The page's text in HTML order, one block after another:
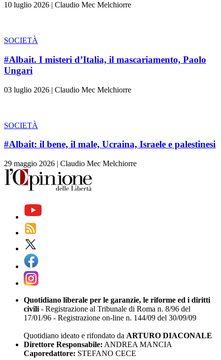
10 luglio 2026 | Claudio Mec Melchiorre
SOCIETÀ
#Albait. I misteri d’Italia, il mascariamento, Paolo
Ungari
03 luglio 2026 | Claudio Mec Melchiorre
SOCIETÀ
#Albait: il bene, il male, Ucraina, Israele e palestinesi
29 maggio 2026 | Claudio Mec Melchiorre
Quotidiano liberale per le garanzie, le riforme ed i diritti
civili - Registrazione al Tribunale di Roma n. 8/96 del
17/01/96 - Registrazione on-line n. 144/09 del 30/09/09
Quotidiano ideato e rifondato da ARTURO DIACONALE
Direttore Responsabile: ANDREA MANCIA
Caporedattore: STEFANO CECE